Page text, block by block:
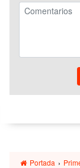
Portada ›